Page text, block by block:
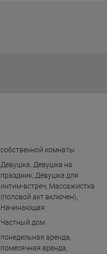
собственной комнаты
Девушка, Девушка на
праздник, Девушка для
интим-встреч, Массажистка
(половой акт включен),
Начинающая
Частный дом
понедельная аренда,
помесячная аренда,